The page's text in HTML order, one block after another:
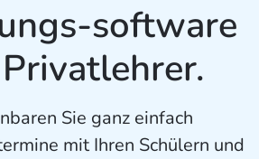
software
Sie ganz einfach
mit Ihren Schülern und